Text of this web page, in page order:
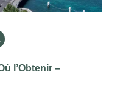
l’Obtenir –